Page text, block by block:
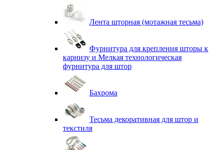
Лента шторная (мотажная тесьма)
Фурнитура для крепления шторы к
карнизу и Мелкая технологическая
фурнитура для штор
Бахрома
Тесьма декоративная для штор и
текстиля